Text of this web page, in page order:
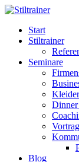
Start
Stiltrainer
Seminare
Vortrag
Blog